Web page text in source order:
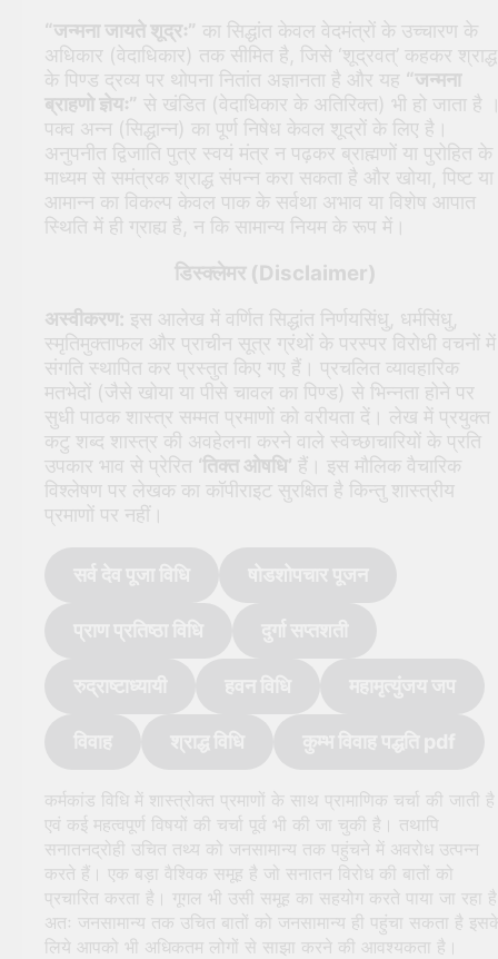
“जन्मना जायते शूद्रः” का सिद्धांत केवल वेदमंत्रों के उच्चारण के
अधिकार (वेदाधिकार) तक सीमित है, जिसे ‘शूद्रवत्’ कहकर श्राद्ध
के पिण्ड द्रव्य पर थोपना नितांत अज्ञानता है और यह “जन्मना
ब्राहणो ज्ञेयः” से खंडित (वेदाधिकार के अतिरिक्त) भी हो जाता है
पक्व अन्न (सिद्धान्न) का पूर्ण निषेध केवल शूद्रों के लिए है।
अनुपनीत द्विजाति पुत्र स्वयं मंत्र न पढ़कर ब्राह्मणों या पुरोहित के
माध्यम से समंत्रक श्राद्ध संपन्न करा सकता है और खोया, पिष्ट या
आमान्न का विकल्प केवल पाक के सर्वथा अभाव या विशेष आपात
स्थिति में ही ग्राह्य है, न कि सामान्य नियम के रूप में।
डिस्क्लेमर (Disclaimer)
अस्वीकरण: इस आलेख में वर्णित सिद्धांत निर्णयसिंधु, धर्मसिंधु,
स्मृतिमुक्ताफल और प्राचीन सूत्र ग्रंथों के परस्पर विरोधी वचनों में
संगति स्थापित कर प्रस्तुत किए गए हैं। प्रचलित व्यावहारिक
मतभेदों (जैसे खोया या पीसे चावल का पिण्ड) से भिन्नता होने पर
सुधी पाठक शास्त्र सम्मत प्रमाणों को वरीयता दें। लेख में प्रयुक्त
कटु शब्द शास्त्र की अवहेलना करने वाले स्वेच्छाचारियों के प्रति
उपकार भाव से प्रेरित ‘तिक्त ओषधि’ हैं। इस मौलिक वैचारिक
विश्लेषण पर लेखक का कॉपीराइट सुरक्षित है किन्तु शास्त्रीय
प्रमाणों पर नहीं।
कर्मकांड विधि में शास्त्रोक्त प्रमाणों के साथ प्रामाणिक चर्चा की जाती है
एवं कई महत्वपूर्ण विषयों की चर्चा पूर्व भी की जा चुकी है। तथापि
सनातनद्रोही उचित तथ्य को जनसामान्य तक पहुंचने में अवरोध उत्पन्न
करते हैं। एक बड़ा वैश्विक समूह है जो सनातन विरोध की बातों को
प्रचारित करता है। गूगल भी उसी समूह का सहयोग करते पाया जा रहा है
अतः जनसामान्य तक उचित बातों को जनसामान्य ही पहुंचा सकता है
लिये आपको भी अधिकतम लोगों से साझा करने की आवश्यकता है।